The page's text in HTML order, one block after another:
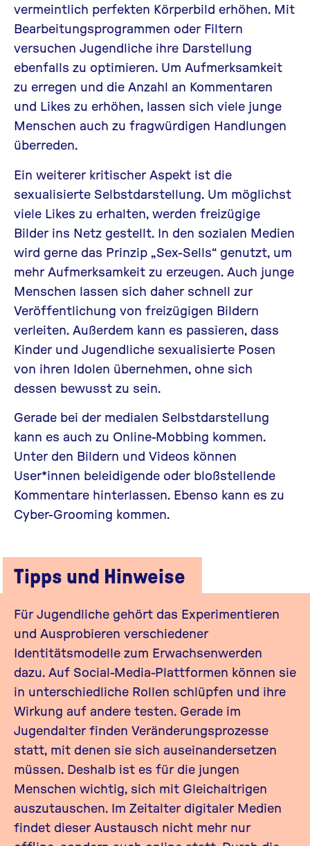
vermeintlich perfekten Körperbild erhöhen. Mit
Bearbeitungsprogrammen oder Filtern
versuchen Jugendliche ihre Darstellung
ebenfalls zu optimieren. Um Aufmerksamkeit
zu erregen und die Anzahl an Kommentaren
und Likes zu erhöhen, lassen sich viele junge
Menschen auch zu fragwürdigen Handlungen
überreden.
Ein weiterer kritischer Aspekt ist die
sexualisierte Selbstdarstellung. Um möglichst
viele Likes zu erhalten, werden freizügige
Bilder ins Netz gestellt. In den sozialen Medien
wird gerne das Prinzip „Sex-Sells“ genutzt, um
mehr Aufmerksamkeit zu erzeugen. Auch junge
Menschen lassen sich daher schnell zur
Veröffentlichung von freizügigen Bildern
verleiten. Außerdem kann es passieren, dass
Kinder und Jugendliche sexualisierte Posen
von ihren Idolen übernehmen, ohne sich
dessen bewusst zu sein.
Gerade bei der medialen Selbstdarstellung
kann es auch zu Online-Mobbing kommen.
Unter den Bildern und Videos können
User*innen beleidigende oder bloßstellende
Kommentare hinterlassen. Ebenso kann es zu
Cyber-Grooming kommen.
Tipps und Hinweise
Für Jugendliche gehört das Experimentieren
und Ausprobieren verschiedener
Identitätsmodelle zum Erwachsenwerden
dazu. Auf Social-Media-Plattformen können sie
in unterschiedliche Rollen schlüpfen und ihre
Wirkung auf andere testen. Gerade im
Jugendalter finden Veränderungsprozesse
statt, mit denen sie sich auseinandersetzen
müssen. Deshalb ist es für die jungen
Menschen wichtig, sich mit Gleichaltrigen
auszutauschen. Im Zeitalter digitaler Medien
findet dieser Austausch nicht mehr nur